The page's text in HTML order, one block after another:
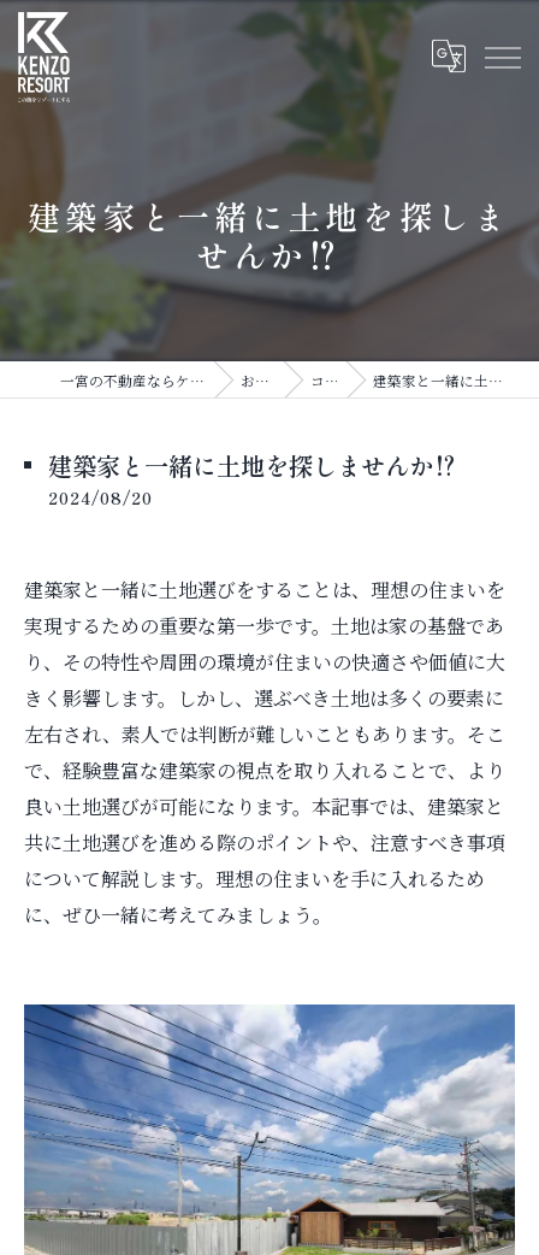
建築家と一緒に土地を探しま
せんか⁉
一宮の不動産ならケKENZO RESORT お知らせ コラム 建築家と一緒に土地を探しませんか⁉
建築家と一緒に土地を探しませんか⁉
2024/08/20
建築家と一緒に土地選びをすることは、理想の住まいを
実現するための重要な第一歩です。土地は家の基盤であ
り、その特性や周囲の環境が住まいの快適さや価値に大
きく影響します。しかし、選ぶべき土地は多くの要素に
左右され、素人では判断が難しいこともあります。そこ
で、経験豊富な建築家の視点を取り入れることで、より
良い土地選びが可能になります。本記事では、建築家と
共に土地選びを進める際のポイントや、注意すべき事項
について解説します。理想の住まいを手に入れるため
に、ぜひ一緒に考えてみましょう。